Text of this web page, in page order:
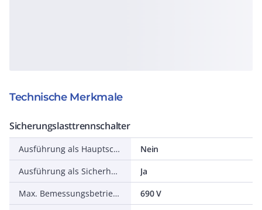
Technische Merkmale
Sicherungslasttrennschalter
Ausführung als Hauptschalter
Nein
Ausführung als Sicherheitsschalter
Ja
Max. Bemessungsbetriebsspannung Ue bei AC
690 V